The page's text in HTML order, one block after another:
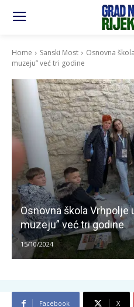
Home Sanski Most
Osnovna
muzeju” već tri godine
Osnovna škola Vrhpolje
muzeju” već tri godine
15/10/2024
Facebook X